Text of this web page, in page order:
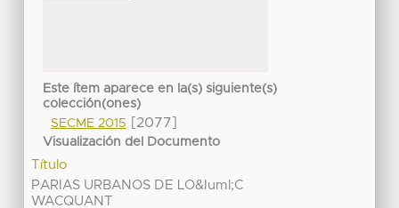
Este ítem aparece en la(s) siguiente(s)
colección(ones)
SECME 2015
[2077]
Visualización del Documento
Título
PARIAS URBANOS DE LO&Iuml;C
WACQUANT